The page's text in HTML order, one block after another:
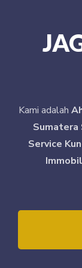
Kami adalah
Sumatera
Service